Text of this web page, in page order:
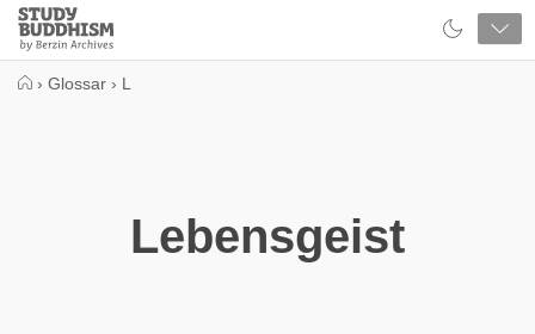
Close
Study
Buddhism
› Glossar › L
Lebensgeist